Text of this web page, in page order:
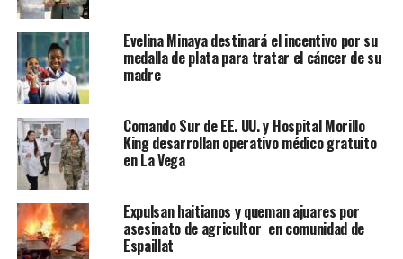
Evelina Minaya destinará el incentivo por su
medalla de plata para tratar el cáncer de su
madre
Comando Sur de EE. UU. y Hospital Morillo
King desarrollan operativo médico gratuito
en La Vega
Expulsan haitianos y queman ajuares por
asesinato de agricultor en comunidad de
Espaillat